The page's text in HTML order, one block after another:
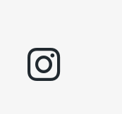
instagram